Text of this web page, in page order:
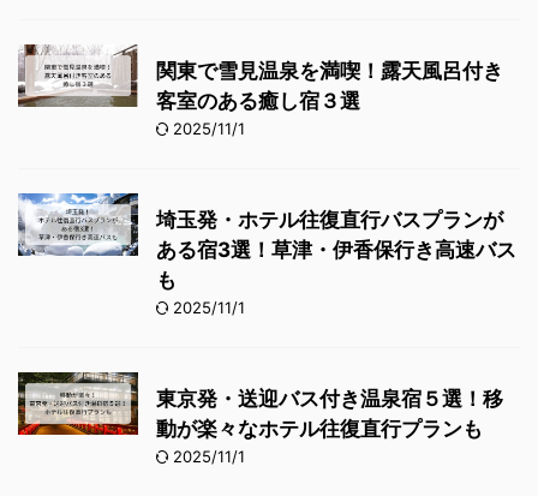
関東で雪見温泉を満喫！露天風呂付き
客室のある癒し宿３選
2025/11/1
埼玉発・ホテル往復直行バスプランが
ある宿3選！草津・伊香保行き高速バス
も
2025/11/1
東京発・送迎バス付き温泉宿５選！移
動が楽々なホテル往復直行プランも
2025/11/1